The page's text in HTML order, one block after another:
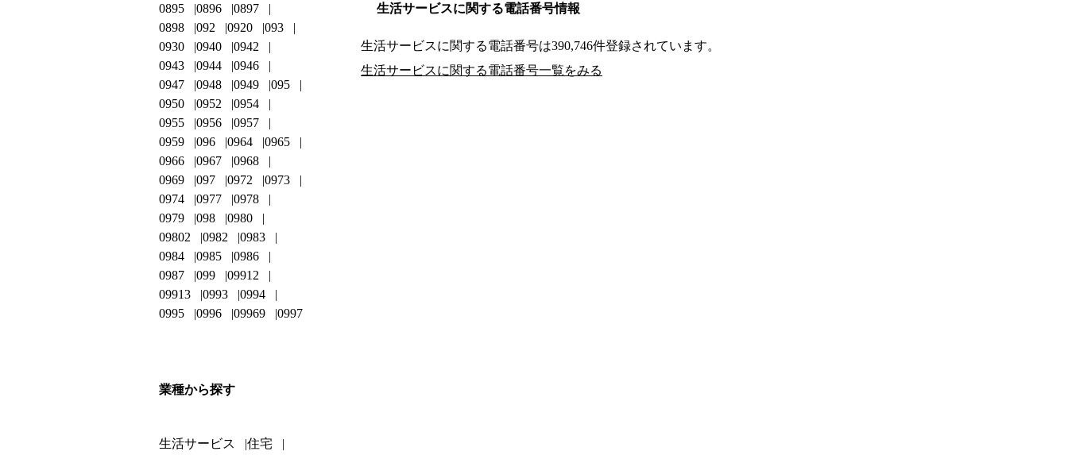
生活サービスに関する電話番号情報
生活サービスに関する電話番号は390,746件登録されています。
生活サービスに関する電話番号一覧をみる
0895
0896
0897
0898
092 0920
093
0930
0940
0942
0943
0944
0946
0947
0948 0949
095
0950
0952
0954
0955
0956
0957
0959
096 0964
0965
0966
0967
0968
0969
097 0972
0973
0974
0977
0978
0979
098
0980
09802
0982
0983
0984
0985
0986
0987
099
09912
09913
0993
0994
0995
0996 09969 0997
業種から探す
生活サービス 住宅